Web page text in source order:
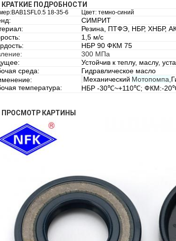
КРАТКИЕ ПОДРОБНОСТИ
18-35-6 Цвет: темно-синий
СИМРИТ
Резина, ПТФЭ, НБР, ХНБР,
1,5 м/с
НБР 90 ФКМ 75
300 МПа
Устойчив к теплу, маслу,
среда:
Гидравлическое масло
температура:
Механический Мотопомпа,
НБР -30℃~+110℃; ФКМ:-
ПРОСМОТР КАРТИНЫ